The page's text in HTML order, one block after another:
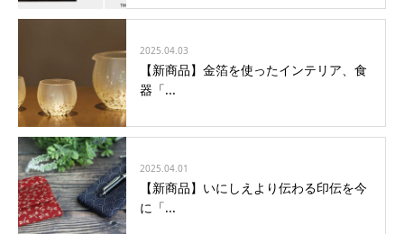
2025.04.03
【新商品】金箔を使ったインテリア、食
器「...
2025.04.01
【新商品】いにしえより伝わる印伝を今
に「...